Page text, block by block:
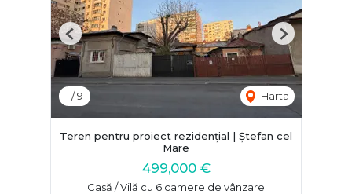
1 /9 Harta
Previous Next
Teren pentru proiect rezidențial | Ștefan cel
Mare
499,000 €
Casă / Vilă cu 6 camere de vânzare